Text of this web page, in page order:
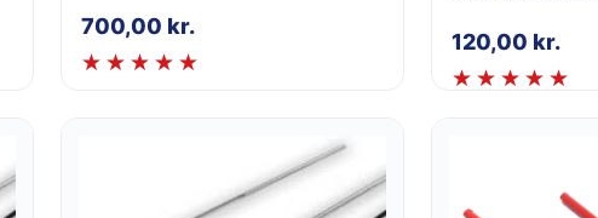
700,00 kr.
120,00 kr.